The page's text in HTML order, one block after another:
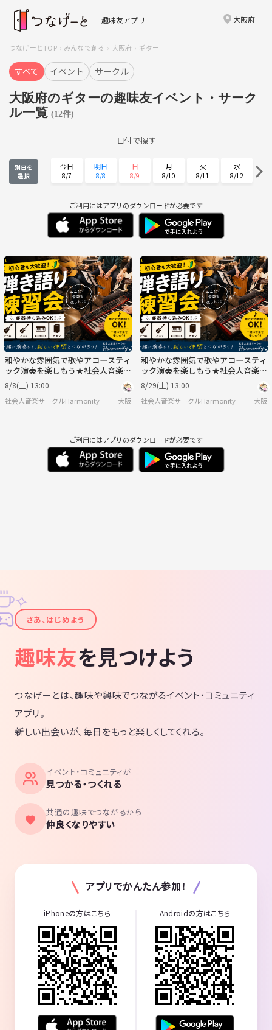
趣味友アプリ 大阪府
つなげーとTOP みんなで創る 大阪府 ギター
すべて イベント サークル
大阪府のギターの趣味友イベント・サーク
ル一覧 (12件)
日付で探す
別日を
選択
今日
8/7
明日
8/8
日
8/9
月
8/10
火
8/11
水
8/12
8/13 8/14 8/15 8/16 8/17
水
8/19
木
8/20
土
8/22
日
8/23
8/25 8/26 8/27 8/28 8/29 8/30
月
8/31
火
9/1
水
9/2
木
9/3
金
9/4
土
9/5
ご利用にはアプリのダウンロードが必要です
和やかな雰囲気で歌やアコースティ
ック演奏を楽しもう★社会人音楽サ
ークル練習会
8/8(土) 13:00
社会人音楽サークルHarmonity 大阪
和やかな雰囲気で歌やアコースティ
ック演奏を楽しもう★社会人音楽サ
ークル練習会
8/29(土) 13:00
社会人音楽サークルHarmonity 大阪
ご利用にはアプリのダウンロードが必要です
✦
✧
さあ、はじめよう
趣味友を見つけよう
つなげーとは、趣味や興味でつながるイベント・コミュニティ
アプリ。
新しい出会いが、毎日をもっと楽しくしてくれる。
イベント・コミュニティが
見つかる・つくれる
共通の趣味でつながるから
仲良くなりやすい
アプリでかんたん参加！
iPhoneの方はこちら Androidの方はこちら